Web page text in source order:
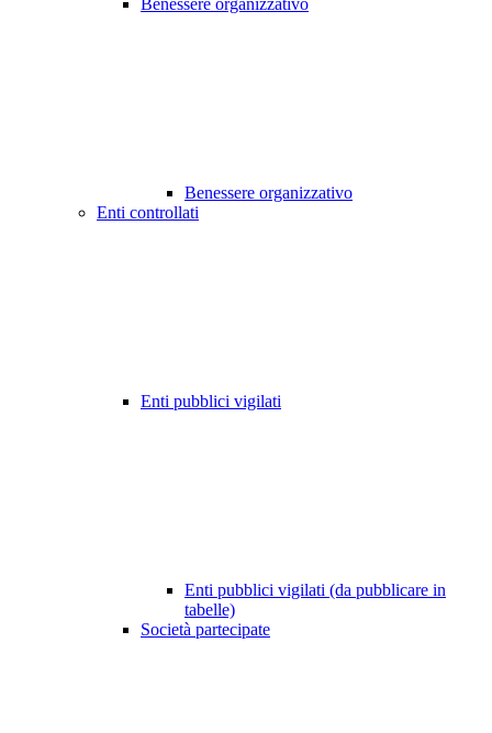
Benessere organizzativo
Benessere organizzativo
Enti controllati
Enti pubblici vigilati
Enti pubblici vigilati (da pubblicare in
tabelle)
Società partecipate